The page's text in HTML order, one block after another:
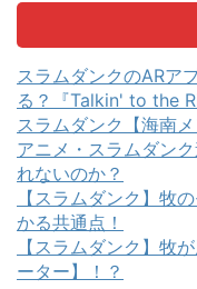
スラムダンクのARア
る？『Talkin' to the
スラムダンク【海南
アニメ・スラムダン
れないのか？
【スラムダンク】牧
かる共通点！
【スラムダンク】牧
ーター】！？